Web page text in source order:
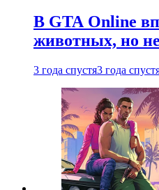
В GTA Online
животных, но
3 года спустя3 года